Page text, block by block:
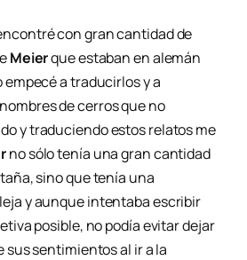
con gran cantidad de
Meierque estaban en alemán
empecé a traducirlos y a
de cerros que no
y traduciendo estos relatos me
no sólo tenía una gran cantidad
sino que tenía una
y aunque intentaba escribir
posible, no podía evitar dejar
sentimientos al ir a la